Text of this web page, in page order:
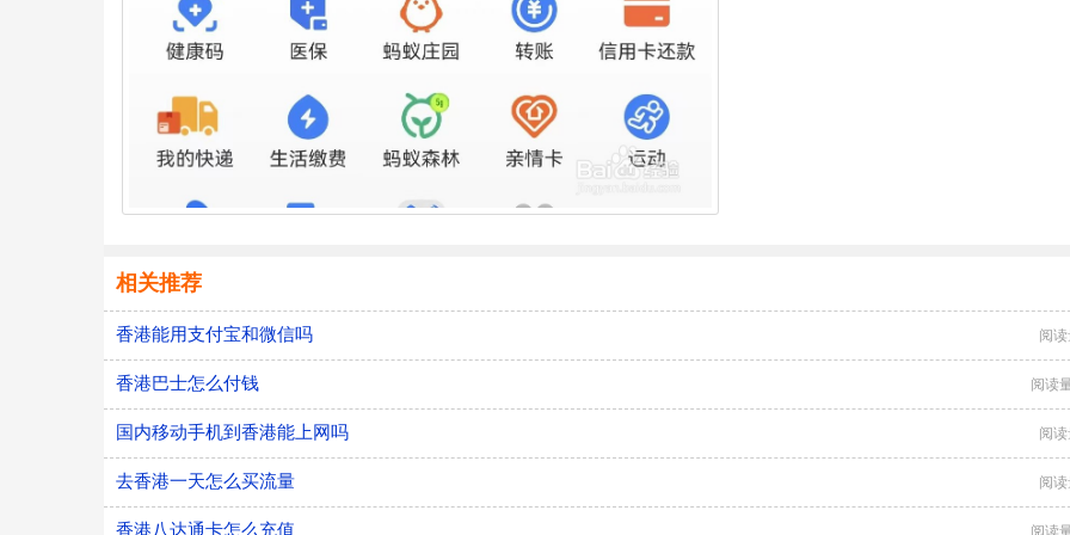
相关推荐
香港能用支付宝和微信吗 阅
香港巴士怎么付钱 阅读
国内移动手机到香港能上网吗 阅
去香港一天怎么买流量 阅
香港八达通卡怎么充值 阅读